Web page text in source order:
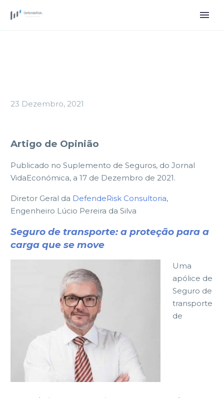
23 Dezembro, 2021
Artigo de Opinião
Publicado no Suplemento de Seguros, do Jornal
VidaEconómica, a 17 de Dezembro de 2021.
Diretor Geral da DefendeRisk Consultoria,
Engenheiro Lúcio Pereira da Silva
Seguro de transporte: a proteção para a
carga que se move
Uma
apólice de
Seguro de
transporte
de